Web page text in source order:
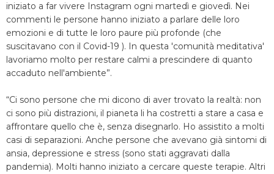
iniziato a far vivere Instagram ogni martedì e giovedì. Nei
commenti le persone hanno iniziato a parlare delle loro
emozioni e di tutte le loro paure più profonde (che
suscitavano con il Covid-19 ). In questa 'comunità meditativa'
lavoriamo molto per restare calmi a prescindere di quanto
accaduto nell'ambiente”.
“Ci sono persone che mi dicono di aver trovato la realtà: non
ci sono più distrazioni, il pianeta li ha costretti a stare a casa e
affrontare quello che è, senza disegnarlo. Ho assistito a molti
casi di separazioni. Anche persone che avevano già sintomi di
ansia, depressione e stress (sono stati aggravati dalla
pandemia). Molti hanno iniziato a cercare queste terapie. Altri